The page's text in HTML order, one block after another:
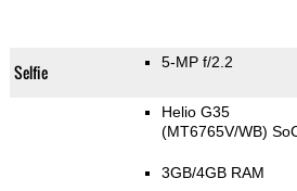
Selfie 5-MP f/2.2
Helio G35
(MT6765V/WB)
3GB/4GB RAM